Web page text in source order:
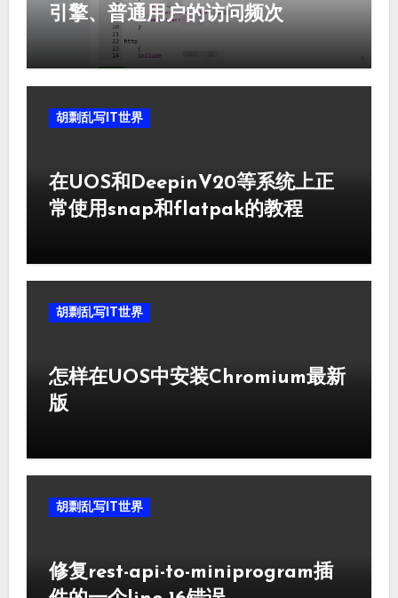
引擎、普通用户的访问频次
胡剽乱写IT世界
在UOS和DeepinV20等系统上正
常使用snap和flatpak的教程
胡剽乱写IT世界
怎样在UOS中安装Chromium最新
版
胡剽乱写IT世界
修复rest-api-to-miniprogram插